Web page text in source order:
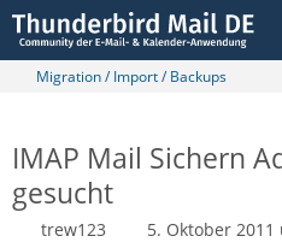
Migration / Import / Backups
IMAP Mail Sichern
gesucht
trew123 5. Oktober 2011